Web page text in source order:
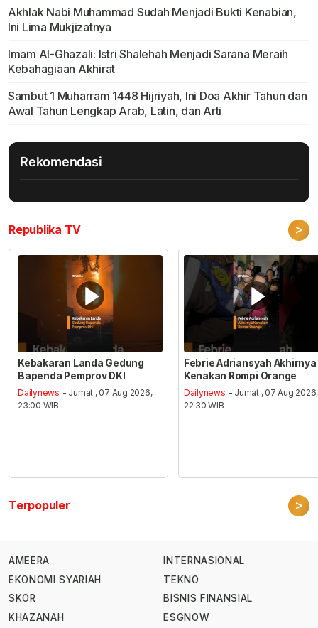
Akhlak Nabi Muhammad Sudah Menjadi Bukti Kenabian,
Ini Lima Mukjizatnya
Imam Al-Ghazali: Istri Shalehah Menjadi Sarana Meraih
Kebahagiaan Akhirat
Sambut 1 Muharram 1448 Hijriyah, Ini Doa Akhir Tahun dan
Awal Tahun Lengkap Arab, Latin, dan Arti
Rekomendasi
Republika TV >
Kebakaran Landa Gedung
Bapenda Pemprov DKI
Dailynews - Jumat , 07 Aug 2026,
23:00 WIB
Febrie Adriansyah Akhirnya
Kenakan Rompi Orange
Dailynews - Jumat , 07 Aug 2026,
22:30 WIB
Terpopuler >
AMEERA
EKONOMI SYARIAH
SKOR
KHAZANAH
INTERNASIONAL
TEKNO
BISNIS FINANSIAL
ESGNOW